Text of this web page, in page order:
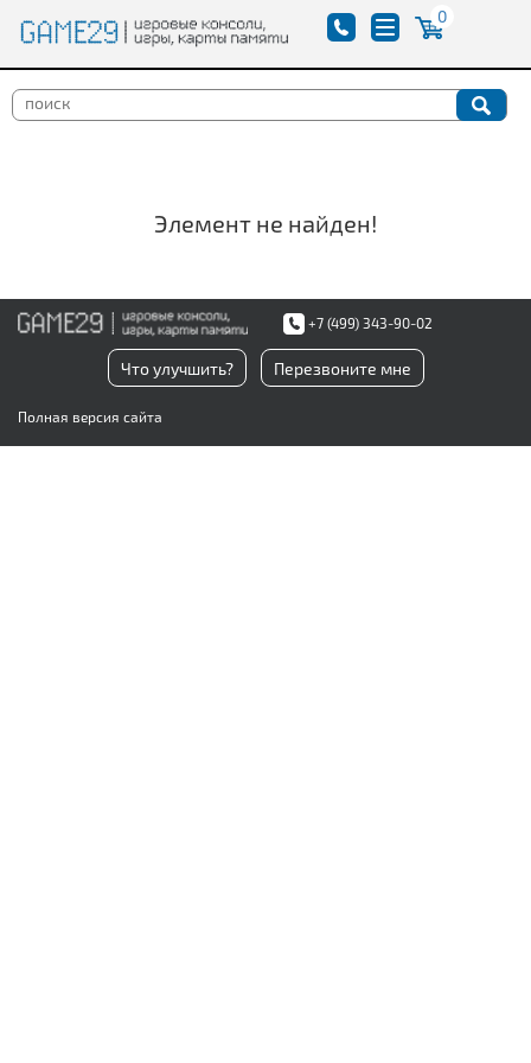
0
Элемент не найден!
+7 (499) 343-90-02
Что улучшить? Перезвоните мне
Полная версия сайта